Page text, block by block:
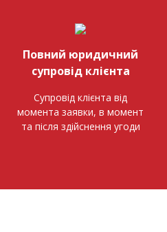
Повний юридичний
супровід клієнта
Супровід клієнта від
момента заявки, в момент
та після здійснення угоди